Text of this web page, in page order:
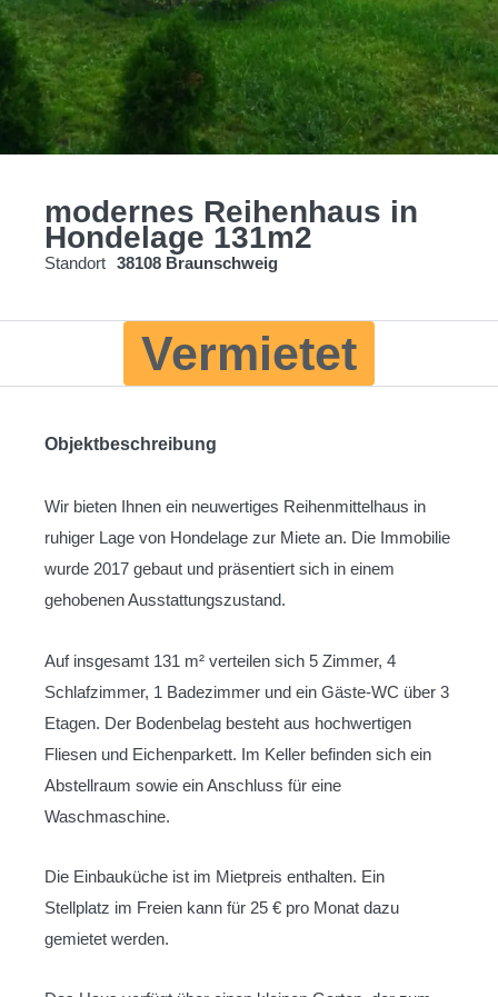
modernes Reihenhaus in
Hondelage 131m2
Standort 38108 Braunschweig
Vermietet
Objektbeschreibung
Wir bieten Ihnen ein neuwertiges Reihenmittelhaus in
ruhiger Lage von Hondelage zur Miete an. Die Immobilie
wurde 2017 gebaut und präsentiert sich in einem
gehobenen Ausstattungszustand.
Auf insgesamt 131 m² verteilen sich 5 Zimmer, 4
Schlafzimmer, 1 Badezimmer und ein Gäste-WC über 3
Etagen. Der Bodenbelag besteht aus hochwertigen
Fliesen und Eichenparkett. Im Keller befinden sich ein
Abstellraum sowie ein Anschluss für eine
Waschmaschine.
Die Einbauküche ist im Mietpreis enthalten. Ein
Stellplatz im Freien kann für 25 € pro Monat dazu
gemietet werden.